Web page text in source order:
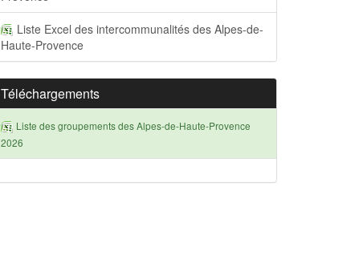
Liste Excel des intercommunalités des Alpes-de-
Haute-Provence
Téléchargements
Liste des groupements des Alpes-de-Haute-Provence
2026